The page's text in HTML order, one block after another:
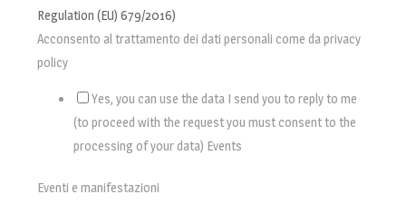
Regulation (EU) 679/2016)
Acconsento al trattamento dei dati personali come da privacy
policy
Yes, you can use the data I send you to reply to me
(to proceed with the request you must consent to the
processing of your data) Events
Eventi e manifestazioni